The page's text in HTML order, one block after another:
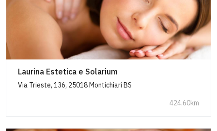
Laurina Estetica e Solarium
Via Trieste, 136, 25018 Montichiari BS
424.60km